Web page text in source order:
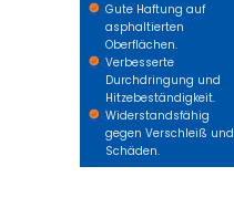
Gute Haftung auf
asphaltierten
Oberflächen.
Verbesserte
Durchdringung und
Hitzebeständigkeit.
Widerstandsfähig
gegen Verschleiß und
Schäden.